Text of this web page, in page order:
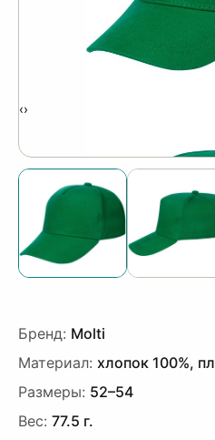
‹›
Бренд: Molti
Материал: хлопок 100%,
Размеры: 52–54
Вес: 77.5 г.